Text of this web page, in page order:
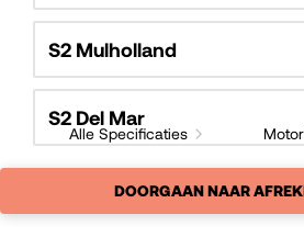
S2 Mulholland
S2 Del Mar
Alle Specificaties
DOORGAAN NAAR